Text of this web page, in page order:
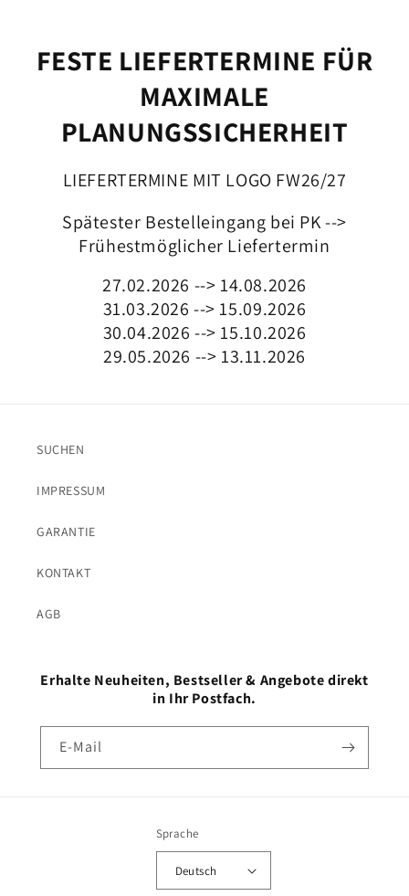
FESTE LIEFERTERMINE FÜR
MAXIMALE
PLANUNGSSICHERHEIT
LIEFERTERMINE MIT LOGO FW26/27
Spätester Bestelleingang bei PK -->
Frühestmöglicher Liefertermin
27.02.2026 --> 14.08.2026
31.03.2026 --> 15.09.2026
30.04.2026 --> 15.10.2026
29.05.2026 --> 13.11.2026
SUCHEN
IMPRESSUM
GARANTIE
KONTAKT
AGB
Erhalte Neuheiten, Bestseller & Angebote direkt
in Ihr Postfach.
E-Mail
Sprache
Deutsch